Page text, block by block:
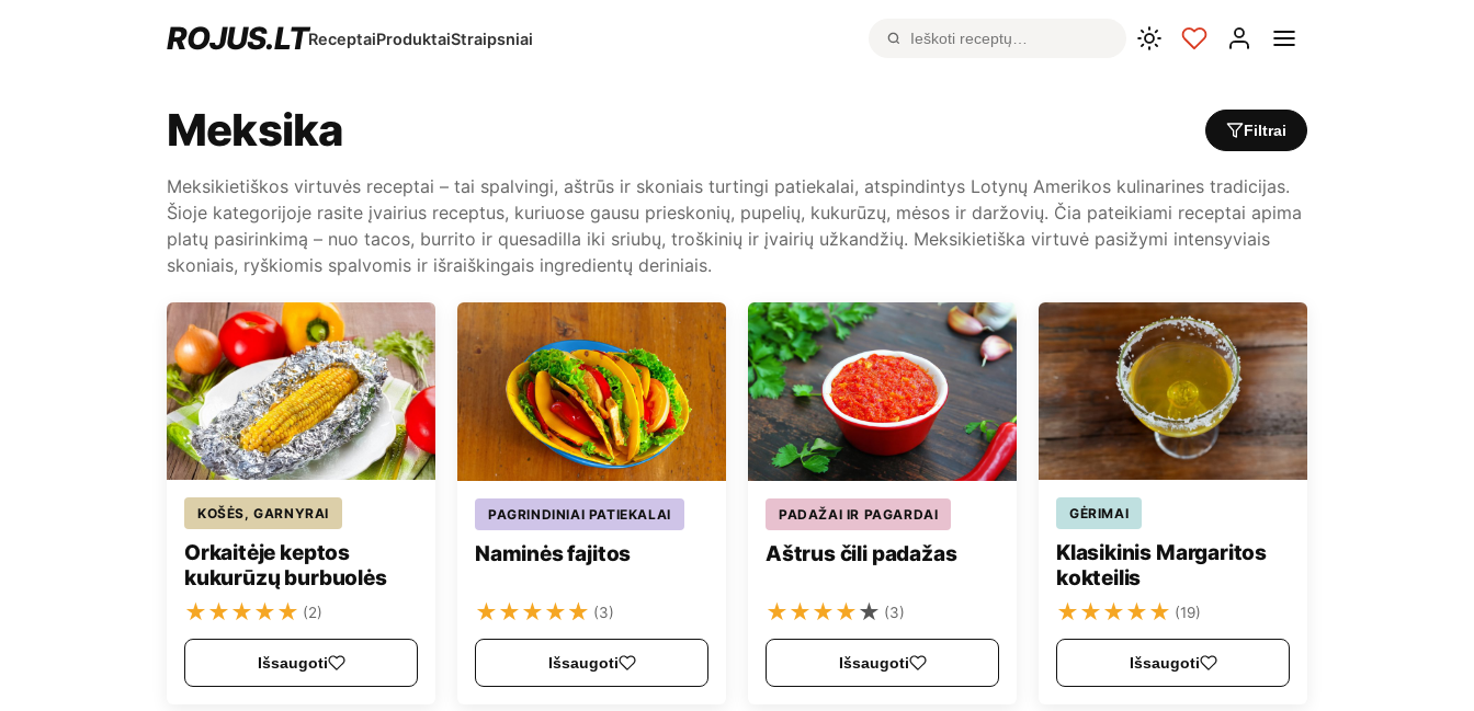
ROJUS.LTReceptaiProduktaiStraipsniai
Meksika Filtrai
Meksikietiškos virtuvės receptai – tai spalvingi, aštrūs ir skoniais turtingi patiekalai, atspindintys Lotynų Amerikos kulinarines tradicijas.
Šioje kategorijoje rasite įvairius receptus, kuriuose gausu prieskonių, pupelių, kukurūzų, mėsos ir daržovių. Čia pateikiami receptai apima
platų pasirinkimą – nuo tacos, burrito ir quesadilla iki sriubų, troškinių ir įvairių užkandžių. Meksikietiška virtuvė pasižymi intensyviais
skoniais, ryškiomis spalvomis ir išraiškingais ingredientų deriniais.
KOŠĖS, GARNYRAI
Orkaitėje keptos
kukurūzų burbuolės
★★★★★ (2)
Išsaugoti
PAGRINDINIAI PATIEKALAI
Naminės fajitos
★★★★★ (3)
Išsaugoti
PADAŽAI IR PAGARDAI
Aštrus čili padažas
★★★★★ (3)
Išsaugoti
GĖRIMAI
Klasikinis Margaritos
kokteilis
★★★★★ (19)
Išsaugoti